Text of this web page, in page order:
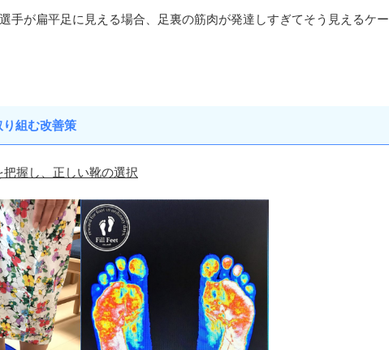
手が扁平足に見える場合、足裏の筋肉が発達しすぎてそう見えるケー
組む改善策
把握し、正しい靴の選択